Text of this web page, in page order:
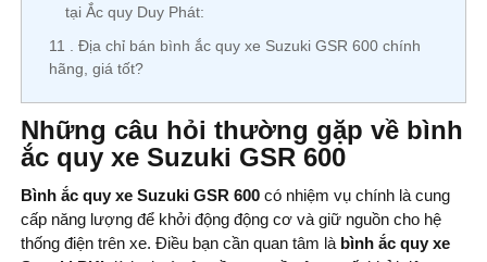
tại Ắc quy Duy Phát:
11
Địa chỉ bán bình ắc quy xe Suzuki GSR 600 chính
hãng, giá tốt?
Những câu hỏi thường gặp về bình
ắc quy xe Suzuki GSR 600
Bình ắc quy xe Suzuki GSR 600 có nhiệm vụ chính là cung
cấp năng lượng để khởi động động cơ và giữ nguồn cho hệ
thống điện trên xe. Điều bạn cần quan tâm là bình ắc quy xe